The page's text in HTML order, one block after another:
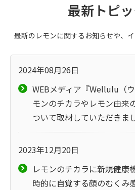
最新トピ
最新のレモンに関するお知らせや、
2024年08月26日
WEBメディア『Wellulu（
モンのチカラやレモン由来
ついて取材していただきま
2023年12月20日
レモンのチカラに新規健康
時的に自覚する顔のむくみ